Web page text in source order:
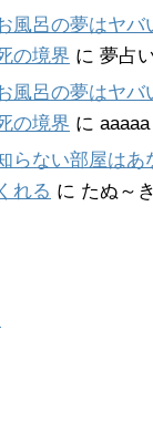
風呂の夢はヤ
の境界 に 夢占
風呂の夢はヤ
の境界 に aaaaa
らない部屋は
れる に たぬ～き